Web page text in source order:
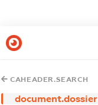
CAHEADER.SEARCH
document.dossier